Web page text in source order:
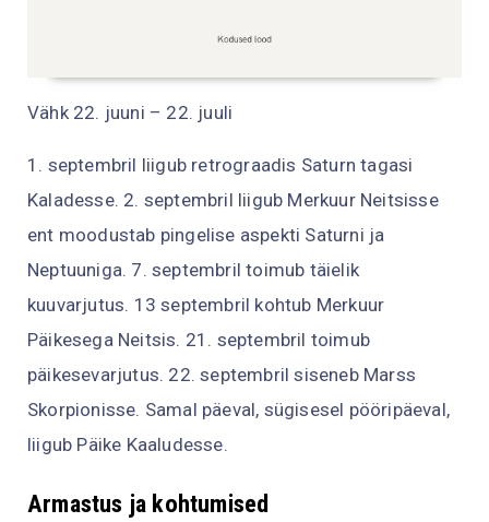
Vähk 22. juuni – 22. juuli
1. septembril liigub retrograadis Saturn tagasi
Kaladesse. 2. septembril liigub Merkuur Neitsisse
ent moodustab pingelise aspekti Saturni ja
Neptuuniga. 7. septembril toimub täielik
kuuvarjutus. 13 septembril kohtub Merkuur
Päikesega Neitsis. 21. septembril toimub
päikesevarjutus. 22. septembril siseneb Marss
Skorpionisse. Samal päeval, sügisesel pööripäeval,
liigub Päike Kaaludesse.
Armastus ja kohtumised